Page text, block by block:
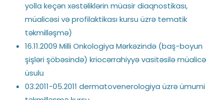
yolla keçən xəstəliklərin müasir diaqnostikası,
müalicəsi və profilaktikası kursu üzrə tematik
təkmilləşmə)
16.11.2009 Milli Onkologiya Mərkəzində (baş-boyun
şişləri şöbəsində) kriocərrahiyyə vasitəsilə müalicə
üsulu
03.2011-05.2011 dermatovenerologiya üzrə ümumi